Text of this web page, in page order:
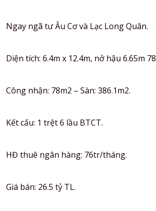
Ngay ngã tư Âu Cơ và Lạc Long Quân.
Diện tích: 6.4m x 12.4m, nở hậu 6.65m
Công nhận: 78m2 – Sàn: 386.1m2.
Kết cấu: 1 trệt 6 lầu BTCT.
HĐ thuê ngân hàng: 76tr/tháng.
Giá bán: 26.5 tỷ TL.